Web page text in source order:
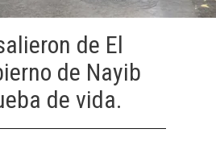
de El
de Nayib
de vida.